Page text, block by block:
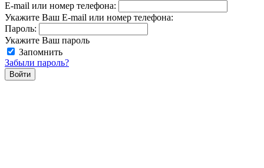
E-mail или номер телефона:
Укажите Ваш E-mail или номер телефона:
Пароль:
Укажите Ваш пароль
Запомнить
Забыли пароль?